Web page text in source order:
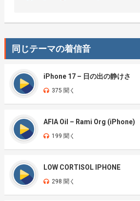
同じテーマの着信音
iPhone 17 – 日の出の静けさ
375 聞く
AFIA Oil – Rami Org (iPhone)
199 聞く
LOW CORTISOL IPHONE
298 聞く